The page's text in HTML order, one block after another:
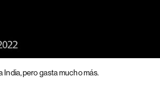
India, pero gasta mucho más.